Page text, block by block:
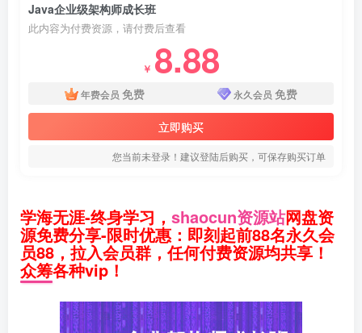
Java企业级架构师成长班
此内容为付费资源，请付费后查看
￥ 8.88
年费会员 免费 永久会员 免费
立即购买
您当前未登录！建议登陆后购买，可保存购买订单
学海无涯-终身学习， shaocun资源站网盘资
源免费分享-限时优惠：即刻起前88名永久会
员88，拉入会员群，任何付费资源均共享！
众筹各种vip！